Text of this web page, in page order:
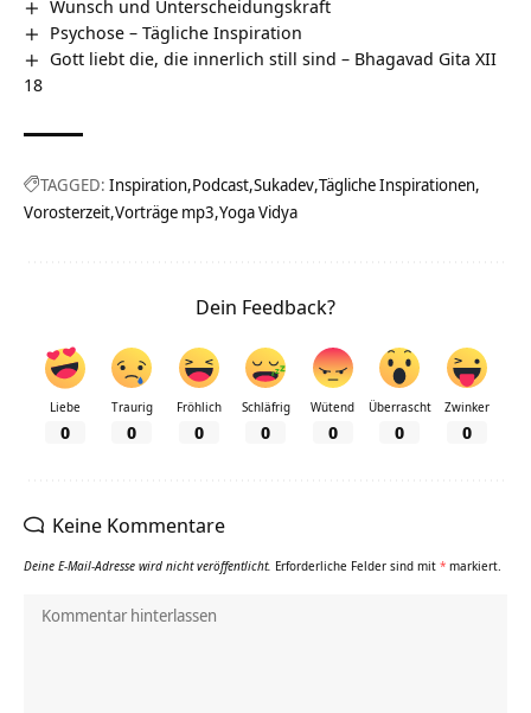
Wunsch und Unterscheidungskraft
Psychose – Tägliche Inspiration
Gott liebt die, die innerlich still sind – Bhagavad Gita XII
18
TAGGED: Inspiration Podcast Sukadev Tägliche Inspirationen
Vorosterzeit Vorträge mp3 Yoga Vidya
Dein Feedback?
Liebe
0
Traurig
0
Fröhlich
0
Schläfrig
0
Wütend
0
Überrascht
0
Zwinker
0
Keine Kommentare
Deine E-Mail-Adresse wird nicht veröffentlicht. Erforderliche Felder sind mit * markiert.